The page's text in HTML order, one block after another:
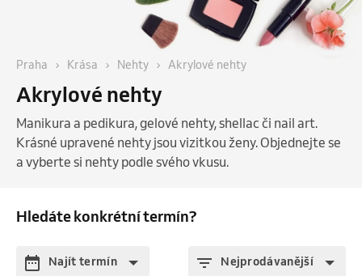
Praha Krása Nehty Akrylové nehty
Akrylové nehty
Manikura a pedikura, gelové nehty, shellac či nail art.
Krásné upravené nehty jsou vizitkou ženy. Objednejte se
a vyberte si nehty podle svého vkusu.
Hledáte konkrétní termín?
Najít termín Nejprodávanější